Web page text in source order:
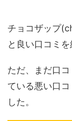
チョコザップ
と良い口コミを
ただ、まだ口
ている悪い口
した。